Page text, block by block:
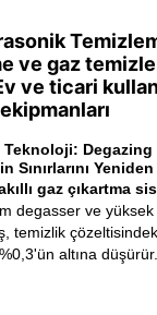
ve gaz
ve ticari
Degazing
Yeniden
gaz çıkartma
degasser ve yüksek
temizlik
altına